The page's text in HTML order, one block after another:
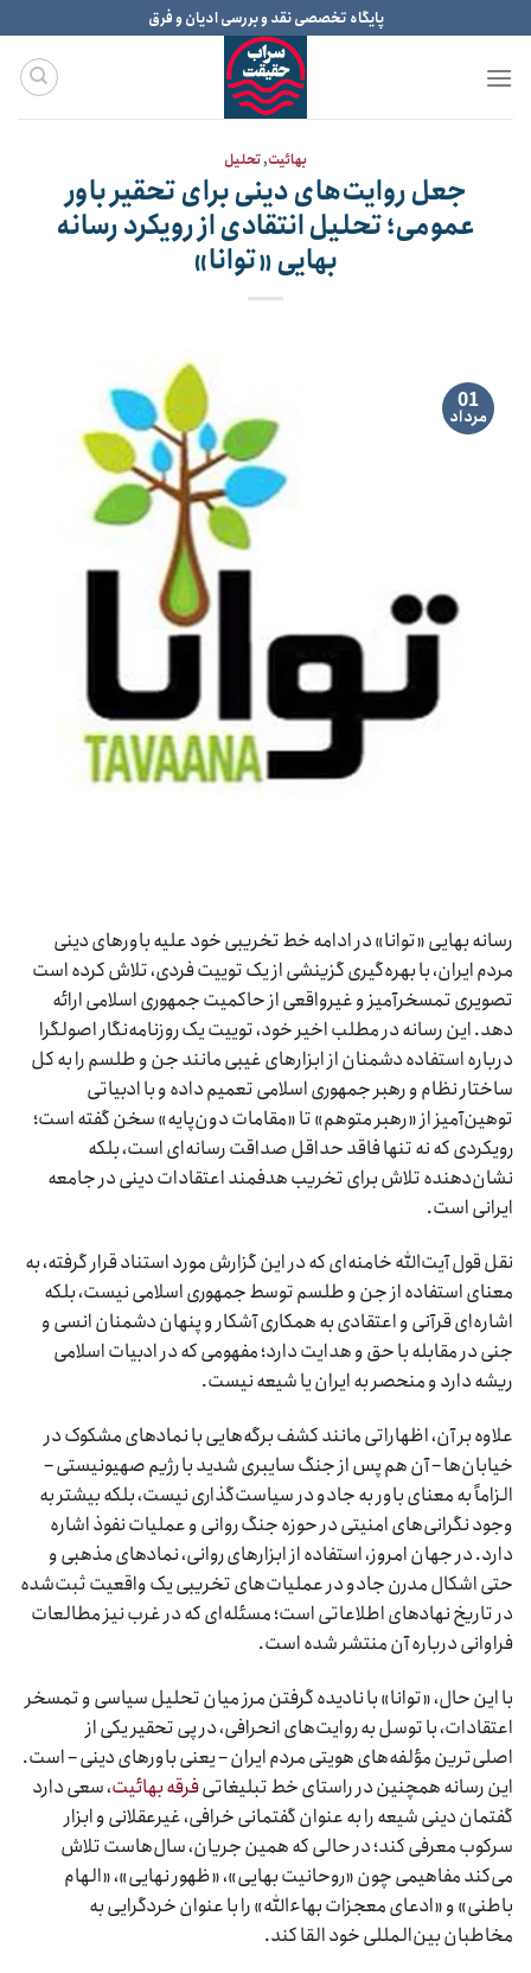
to
content
پایگاه تخصصی نقد و بررسی ادیان و فرق
بهائیت,تحلیل
جعل روایت‌های دینی برای تحقیر باور
عمومی؛ تحلیل انتقادی از رویکرد رسانه
بهایی «توانا»
01
مرداد
رسانه بهایی «توانا» در ادامه خط تخریبی خود علیه باورهای دینی
مردم ایران، با بهره‌گیری گزینشی از یک توییت فردی، تلاش کرده است
تصویری تمسخرآمیز و غیرواقعی از حاکمیت جمهوری اسلامی ارائه
دهد. این رسانه در مطلب اخیر خود، توییت یک روزنامه‌نگار اصولگرا
درباره استفاده دشمنان از ابزارهای غیبی مانند جن و طلسم را به کل
ساختار نظام و رهبر جمهوری اسلامی تعمیم داده و با ادبیاتی
توهین‌آمیز از «رهبر متوهم» تا «مقامات دون‌پایه» سخن گفته است؛
رویکردی که نه تنها فاقد حداقل صداقت رسانه‌ای است، بلکه
نشان‌دهنده تلاش برای تخریب هدفمند اعتقادات دینی در جامعه
ایرانی است.
نقل قول آیت‌الله خامنه‌ای که در این گزارش مورد استناد قرار گرفته، به
معنای استفاده از جن و طلسم توسط جمهوری اسلامی نیست، بلکه
اشاره‌ای قرآنی و اعتقادی به همکاری آشکار و پنهان دشمنان انسی و
جنی در مقابله با حق و هدایت دارد؛ مفهومی که در ادبیات اسلامی
ریشه دارد و منحصر به ایران یا شیعه نیست.
علاوه بر آن، اظهاراتی مانند کشف برگه‌هایی با نمادهای مشکوک در
خیابان‌ها – آن هم پس از جنگ سایبری شدید با رژیم صهیونیستی –
الزاماً به معنای باور به جادو در سیاست‌گذاری نیست، بلکه بیشتر به
وجود نگرانی‌های امنیتی در حوزه جنگ روانی و عملیات نفوذ اشاره
دارد. در جهان امروز، استفاده از ابزارهای روانی، نمادهای مذهبی و
حتی اشکال مدرن جادو در عملیات‌های تخریبی یک واقعیت ثبت‌شده
در تاریخ نهادهای اطلاعاتی است؛ مسئله‌ای که در غرب نیز مطالعات
فراوانی درباره آن منتشر شده است.
با این حال، «توانا» با نادیده گرفتن مرز میان تحلیل سیاسی و تمسخر
اعتقادات، با توسل به روایت‌های انحرافی، در پی تحقیر یکی از
اصلی‌ترین مؤلفه‌های هویتی مردم ایران – یعنی باورهای دینی – است.
این رسانه همچنین در راستای خط تبلیغاتیفرقه بهائیت، سعی دارد
گفتمان دینی شیعه را به عنوان گفتمانی خرافی، غیرعقلانی و ابزار
سرکوب معرفی کند؛ در حالی که همین جریان، سال‌هاست تلاش
می‌کند مفاهیمی چون «روحانیت بهایی»، «ظهور نهایی»، «الهام
باطنی» و «ادعای معجزات بهاءالله» را با عنوان خردگرایی به
مخاطبان بین‌المللی خود القا کند.